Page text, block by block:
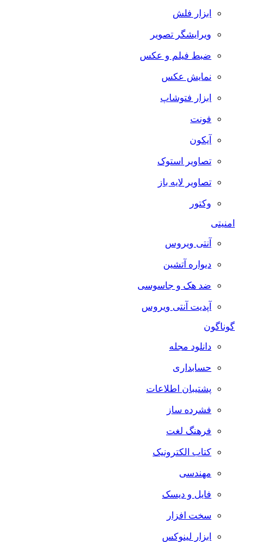
ابزار فلش
ویرایشگر تصویر
ضبط فيلم و عكس
نمایش عکس
ابزار فتوشاپ
فونت
آیکون
تصاویر استوک
تصاویر لایه باز
وکتور
امنیتی
آنتی ویروس
دیواره آتشین
ضد هک و جاسوسی
آپدیت آنتی ویروس
گوناگون
دانلود مجله
حسابداری
پشتیبان اطلاعات
فشرده ساز
فرهنگ لغت
کتاب الکترونیک
مهندسی
فایل و دیسک
سخت افزار
ابزار لینوکس